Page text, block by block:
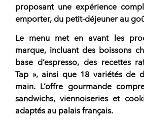
proposant une expérience
emporter, du petit-déjeuner au
Le menu met en avant les
marque, incluant des boissons
base d’espresso, des recettes
Tap », ainsi que 18 variétés de
main. L’offre gourmande
sandwichs, viennoiseries et
adaptés au palais français.